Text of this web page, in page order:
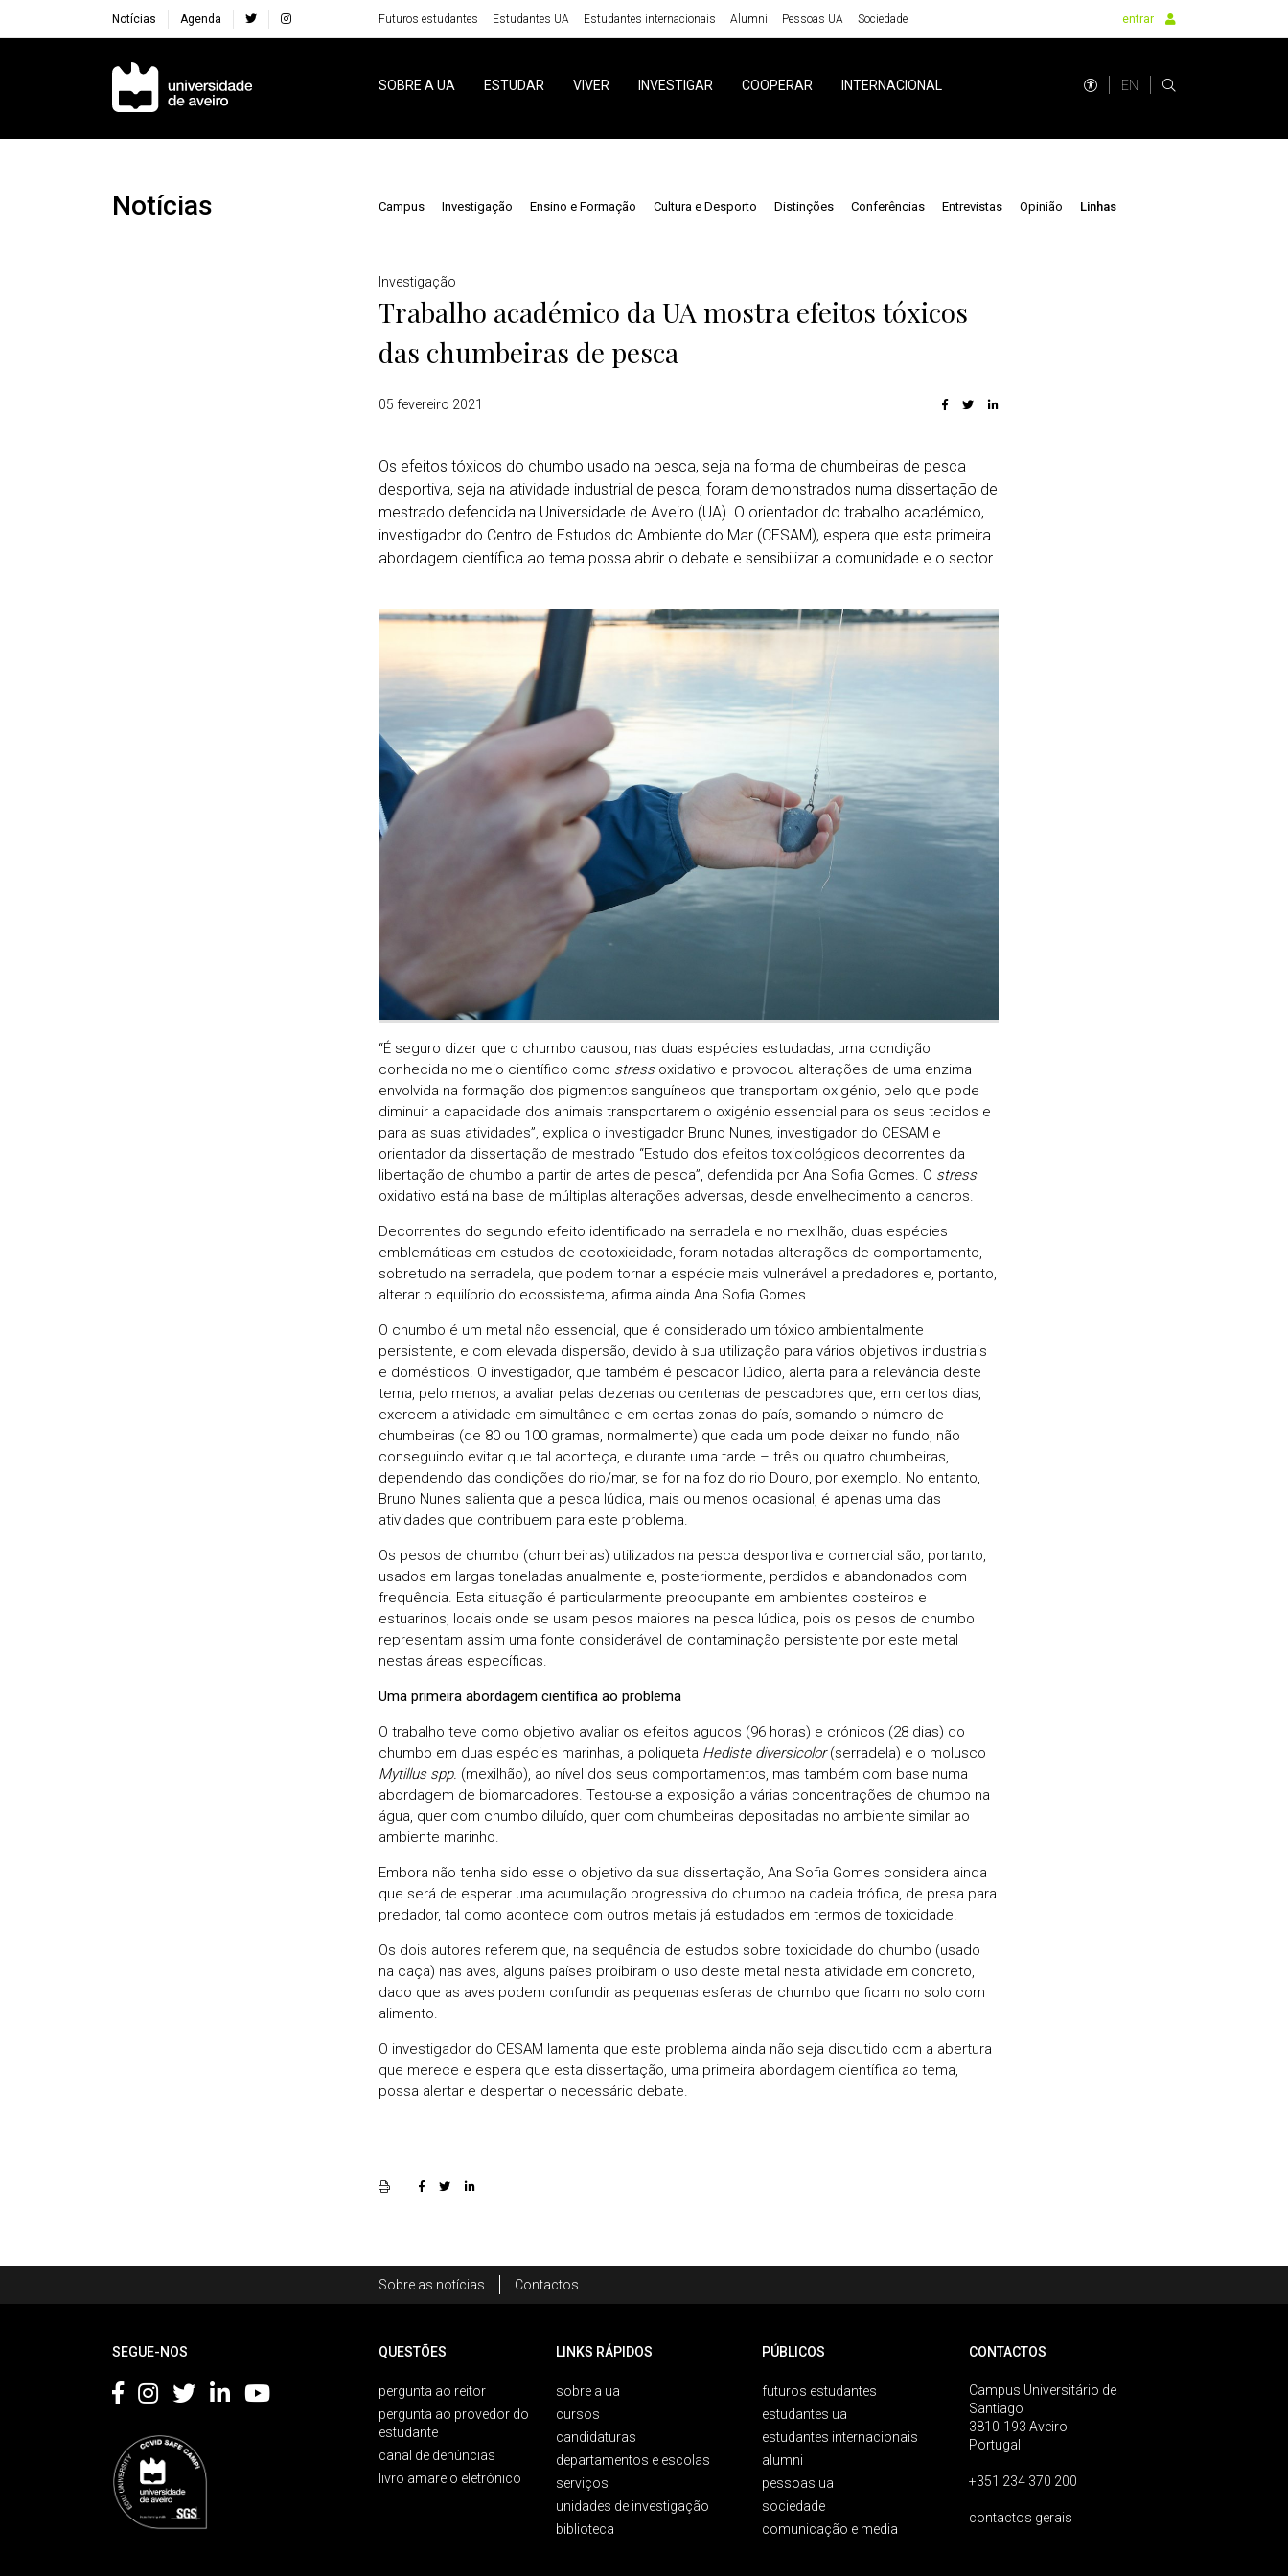
Notícias Agenda Futuros estudantes Estudantes UA Estudantes internacionais Alumni Pessoas UA Sociedade entrar
Navegação Principal
SOBRE A UA ESTUDAR VIVER INVESTIGAR COOPERAR INTERNACIONAL EN
Notícias Campus Investigação Ensino e Formação Cultura e Desporto Distinções Conferências Entrevistas Opinião Linhas
Investigação
Trabalho académico da UA mostra efeitos tóxicos
das chumbeiras de pesca
05 fevereiro 2021
Os efeitos tóxicos do chumbo usado na pesca, seja na forma de chumbeiras de pesca
desportiva, seja na atividade industrial de pesca, foram demonstrados numa dissertação de
mestrado defendida na Universidade de Aveiro (UA). O orientador do trabalho académico,
investigador do Centro de Estudos do Ambiente do Mar (CESAM), espera que esta primeira
abordagem científica ao tema possa abrir o debate e sensibilizar a comunidade e o sector.
“É seguro dizer que o chumbo causou, nas duas espécies estudadas, uma condição
conhecida no meio científico como stressoxidativo e provocou alterações de uma enzima
envolvida na formação dos pigmentos sanguíneos que transportam oxigénio, pelo que pode
diminuir a capacidade dos animais transportarem o oxigénio essencial para os seus tecidos e
para as suas atividades”, explica o investigador Bruno Nunes, investigador do CESAM e
orientador da dissertação de mestrado “Estudo dos efeitos toxicológicos decorrentes da
libertação de chumbo a partir de artes de pesca”, defendida por Ana Sofia Gomes. O stress
oxidativo está na base de múltiplas alterações adversas, desde envelhecimento a cancros.
Decorrentes do segundo efeito identificado na serradela e no mexilhão, duas espécies
emblemáticas em estudos de ecotoxicidade, foram notadas alterações de comportamento,
sobretudo na serradela, que podem tornar a espécie mais vulnerável a predadores e, portanto,
alterar o equilíbrio do ecossistema, afirma ainda Ana Sofia Gomes.
O chumbo é um metal não essencial, que é considerado um tóxico ambientalmente
persistente, e com elevada dispersão, devido à sua utilização para vários objetivos industriais
e domésticos. O investigador, que também é pescador lúdico, alerta para a relevância deste
tema, pelo menos, a avaliar pelas dezenas ou centenas de pescadores que, em certos dias,
exercem a atividade em simultâneo e em certas zonas do país, somando o número de
chumbeiras (de 80 ou 100 gramas, normalmente) que cada um pode deixar no fundo, não
conseguindo evitar que tal aconteça, e durante uma tarde – três ou quatro chumbeiras,
dependendo das condições do rio/mar, se for na foz do rio Douro, por exemplo. No entanto,
Bruno Nunes salienta que a pesca lúdica, mais ou menos ocasional, é apenas uma das
atividades que contribuem para este problema.
Os pesos de chumbo (chumbeiras) utilizados na pesca desportiva e comercial são, portanto,
usados em largas toneladas anualmente e, posteriormente, perdidos e abandonados com
frequência. Esta situação é particularmente preocupante em ambientes costeiros e
estuarinos, locais onde se usam pesos maiores na pesca lúdica, pois os pesos de chumbo
representam assim uma fonte considerável de contaminação persistente por este metal
nestas áreas específicas.
Uma primeira abordagem científica ao problema
O trabalho teve como objetivo avaliar os efeitos agudos (96 horas) e crónicos (28 dias) do
chumbo em duas espécies marinhas, a poliqueta Hediste diversicolor(serradela) e o molusco
Mytillus spp. (mexilhão), ao nível dos seus comportamentos, mas também com base numa
abordagem de biomarcadores. Testou-se a exposição a várias concentrações de chumbo na
água, quer com chumbo diluído, quer com chumbeiras depositadas no ambiente similar ao
ambiente marinho.
Embora não tenha sido esse o objetivo da sua dissertação, Ana Sofia Gomes considera ainda
que será de esperar uma acumulação progressiva do chumbo na cadeia trófica, de presa para
predador, tal como acontece com outros metais já estudados em termos de toxicidade.
Os dois autores referem que, na sequência de estudos sobre toxicidade do chumbo (usado
na caça) nas aves, alguns países proibiram o uso deste metal nesta atividade em concreto,
dado que as aves podem confundir as pequenas esferas de chumbo que ficam no solo com
alimento.
O investigador do CESAM lamenta que este problema ainda não seja discutido com a abertura
que merece e espera que esta dissertação, uma primeira abordagem científica ao tema,
possa alertar e despertar o necessário debate.
Sobre as notícias Contactos
SEGUE-NOS QUESTÕES
pergunta ao reitor
pergunta ao provedor do
estudante
canal de denúncias
livro amarelo eletrónico
LINKS RÁPIDOS
sobre a ua
cursos
candidaturas
departamentos e escolas
serviços
unidades de investigação
biblioteca
PÚBLICOS
futuros estudantes
estudantes ua
estudantes internacionais
alumni
pessoas ua
sociedade
comunicação e media
CONTACTOS
Campus Universitário de
Santiago
3810-193 Aveiro
Portugal
+351 234 370 200
contactos gerais